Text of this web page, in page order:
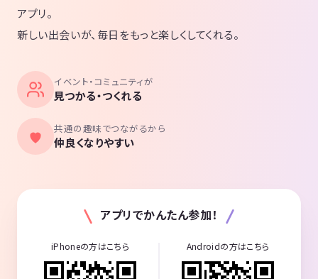
アプリ。
新しい出会いが、毎日をもっと楽しくしてくれる。
イベント・コミュニティが
見つかる・つくれる
共通の趣味でつながるから
仲良くなりやすい
アプリでかんたん参加！
iPhoneの方はこちら Androidの方はこちら